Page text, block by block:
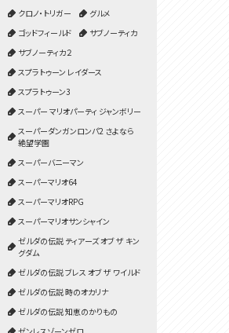
クロノ・トリガー
グルメ
ゴッドフィールド
サブノーティカ
サブノーティカ２
スプラトゥーン レイダース
スプラトゥーン3
スーパー マリオパーティ ジャンボリー
スーパーダンガンロンパ2 さよなら
絶望学園
スーパーバニーマン
スーパーマリオ64
スーパーマリオRPG
スーパーマリオサンシャイン
ゼルダの伝説 ティアーズ オブ ザ キン
グダム
ゼルダの伝説 ブレス オブ ザ ワイルド
ゼルダの伝説 時のオカリナ
ゼルダの伝説 知恵のかりもの